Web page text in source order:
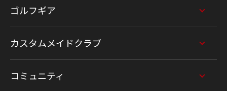
ゴルフギア
カスタムメイドクラブ
コミュニティ